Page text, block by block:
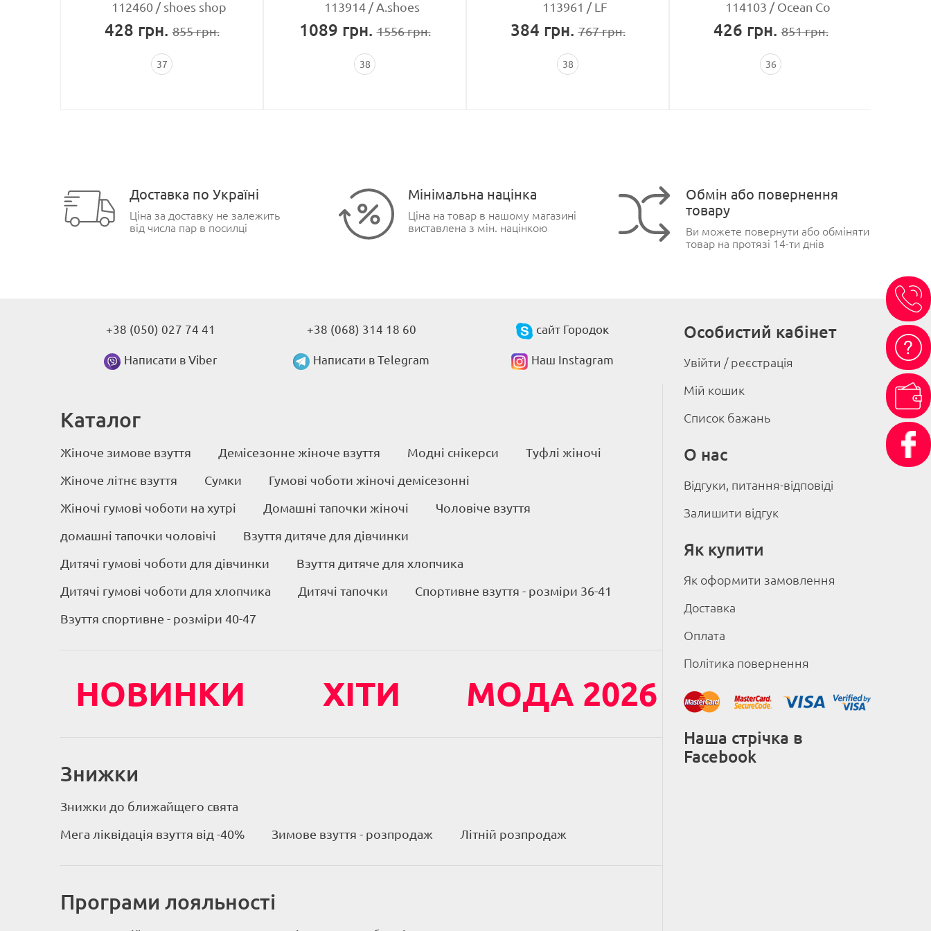
112460 shoes shop
428 грн. 855грн.
37
113914 A.shoes
1089 грн. 1556грн.
38
113961 LF
384 грн. 767грн.
38
114103 Ocean Co
426 грн. 851грн.
36
Доставка по Україні
Ціна за доставку не залежить
від числа пар в посилці
Мінімальна націнка
Ціна на товар в нашому магазині
виставлена з мін. націнкою
Обмін або повернення
товару
Ви можете повернути або обміняти
товар на протязі 14-ти днів
+38 (050) 027 74 41 +38 (068) 314 18 60 сайт Городок
Написати в Viber Написати в Telegram Наш Instagram
Каталог
Жіноче зимове взуття Демісезонне жіноче взуття Модні снікерси
Туфлі жіночі
Жіноче літнє взуття
Сумки
Гумові чоботи жіночі демісезонні
Жіночі гумові чоботи на хутрі
Домашні тапочки жіночі
Чоловіче взуття
домашні тапочки чоловічі
Взуття дитяче для дівчинки
Дитячі гумові чоботи для дівчинки
Взуття дитяче для хлопчика
Дитячі гумові чоботи для хлопчика
Дитячі тапочки
Спортивне взуття - розміри 36-41
Взуття спортивне - розміри 40-47
НОВИНКИ ХІТИ МОДА 2026
Знижки
Знижки до ближайщего свята
Мега ліквідація взуття від -40%
Зимове взуття - розпродаж Літній розпродаж
Програми лояльності
Особистий кабінет
Увійти / реєстрація
Мій кошик
Список бажань
О нас
Відгуки, питання-відповіді
Залишити відгук
Як купити
Як оформити замовлення
Доставка
Оплата
Політика повернення
Наша стрічка в
Facebook